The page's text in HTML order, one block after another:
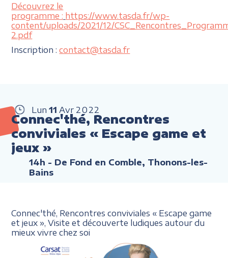
Découvrez le
programme : https://www.tasda.fr/wp-
content/uploads/2021/12/
2.pdf
Inscription :contact@tasda.fr
Lun 11 Avr 2022
Connec'thé, Rencontres
conviviales « Escape game et
jeux »
14h - De Fond en Comble, Thonons-les-
Bains
Connec'thé, Rencontres conviviales « Escape game
et jeux »,Visite et découverte ludiquesautour du
mieux vivre chez soi